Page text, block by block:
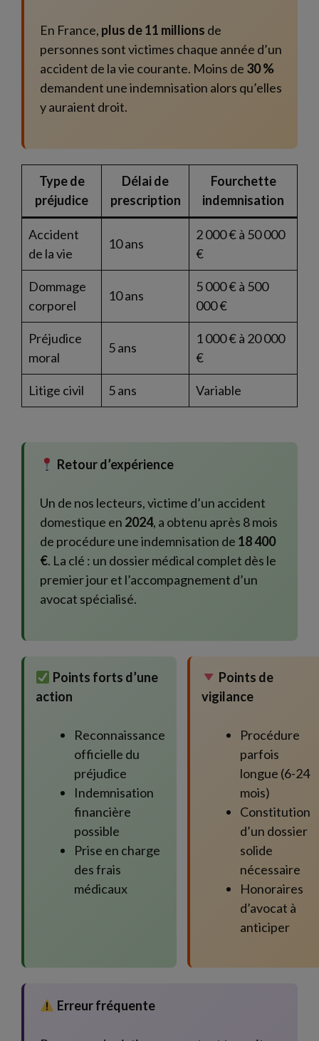
En France, plus de 11 millions de
personnes sont victimes chaque année d’un
accident de la vie courante. Moins de 30 %
demandent une indemnisation alors qu’elles
y auraient droit.
Type de
préjudice
Délai de
prescription
Fourchette
indemnisation
Accident
de la vie
10 ans
2 000 € à 50 000
€
Dommage
corporel
10 ans
5 000 € à 500
000 €
Préjudice
moral
5 ans
1 000 € à 20 000
€
Litige civil 5 ans Variable
Retour d’expérience
Un de nos lecteurs, victime d’un accident
domestique en 2024, a obtenu après 8 mois
de procédure une indemnisation de 18 400
€. La clé : un dossier médical complet dès le
premier jour et l’accompagnement d’un
avocat spécialisé.
Points forts d’une
action
Reconnaissance
officielle du
préjudice
Indemnisation
financière
possible
Prise en charge
des frais
médicaux
Points de
vigilance
Procédure
parfois
longue (6-24
mois)
Constitution
d’un dossier
solide
nécessaire
Honoraires
d’avocat à
anticiper
Erreur fréquente